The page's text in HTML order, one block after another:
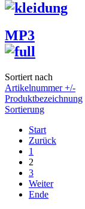
MP3
Sortiert nach
Artikelnummer +/-
Produktbezeichnung
Sortierung
Start
Zurück
1
2
3
Weiter
Ende